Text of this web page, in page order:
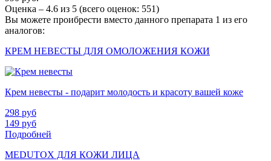
Оценка – 4.6 из 5 (всего оценок: 551)
Вы можете проибрести вместо данного препарата 1 из его
аналогов:
КРЕМ НЕВЕСТЫ ДЛЯ ОМОЛОЖЕНИЯ КОЖИ
Крем невесты - подарит молодость и красоту вашей коже
298 руб
149 руб
Подробней
MEDUTOX ДЛЯ КОЖИ ЛИЦА